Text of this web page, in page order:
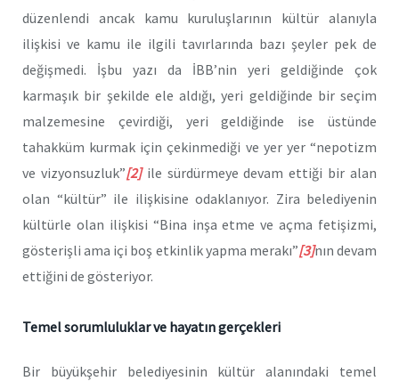
düzenlendi ancak kamu kuruluşlarının kültür alanıyla
ilişkisi ve kamu ile ilgili tavırlarında bazı şeyler pek de
değişmedi. İşbu yazı da İBB’nin yeri geldiğinde çok
karmaşık bir şekilde ele aldığı, yeri geldiğinde bir seçim
malzemesine çevirdiği, yeri geldiğinde ise üstünde
tahakküm kurmak için çekinmediği ve yer yer “nepotizm
ve vizyonsuzluk”[2]ile sürdürmeye devam ettiği bir alan
olan “kültür” ile ilişkisine odaklanıyor. Zira belediyenin
kültürle olan ilişkisi “Bina inşa etme ve açma fetişizmi,
gösterişli ama içi boş etkinlik yapma merakı”[3]nın devam
ettiğini de gösteriyor.
Temel sorumluluklar ve hayatın gerçekleri
Bir büyükşehir belediyesinin kültür alanındaki temel